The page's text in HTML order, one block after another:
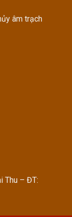
âm trạch
Thu – ĐT: